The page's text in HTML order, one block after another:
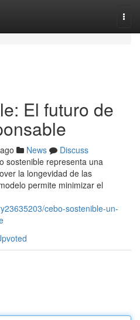
El futuro de
News
Discuss
sostenible representa una
la longevidad de las
permite minimizar el
cebo-sostenible-un-